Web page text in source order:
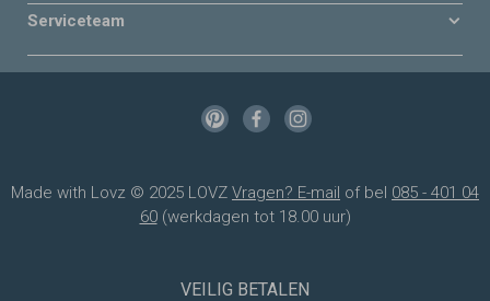
Serviceteam
Made with Lovz © 2025 LOVZ Vragen? E-mail of bel 085 - 401 04
60(werkdagen tot 18.00 uur)
VEILIG BETALEN